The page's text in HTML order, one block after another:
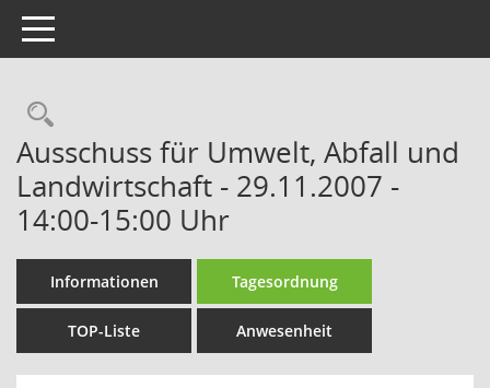
Toggle navigation
Rechercheauswahl
Ausschuss für Umwelt, Abfall und
Landwirtschaft - 29.11.2007 -
14:00-15:00 Uhr
Informationen Tagesordnung
TOP-Liste Anwesenheit